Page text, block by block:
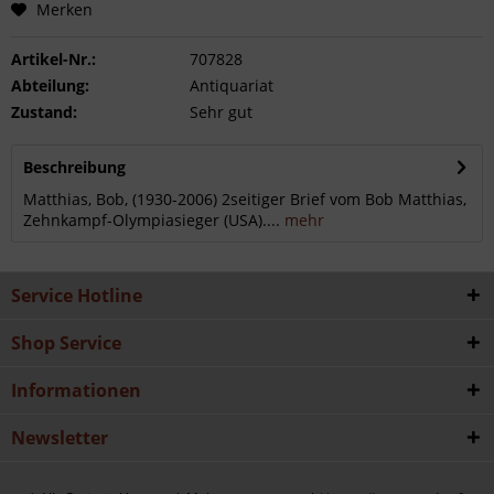
Merken
Artikel-Nr.:
707828
Abteilung:
Antiquariat
Zustand:
Sehr gut
Beschreibung
Matthias, Bob, (1930-2006) 2seitiger Brief vom Bob Matthias,
Zehnkampf-Olympiasieger (USA).... mehr
Service Hotline
Shop Service
Informationen
Newsletter